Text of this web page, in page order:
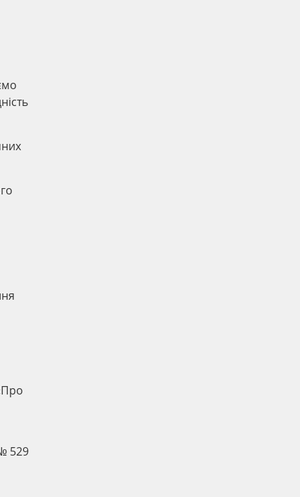
529